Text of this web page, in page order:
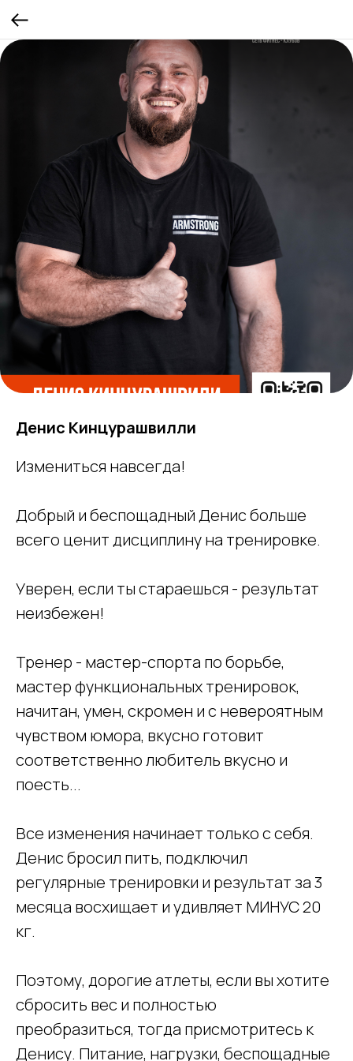
Денис Кинцурашвилли
Измениться навсегда!
Добрый и беспощадный Денис больше
всего ценит дисциплину на тренировке.
Уверен, если ты стараешься - результат
неизбежен!
Тренер - мастер-спорта по борьбе,
мастер функциональных тренировок,
начитан, умен, скромен и с невероятным
чувством юмора, вкусно готовит
соответственно любитель вкусно и
поесть...
Все изменения начинает только с себя.
Денис бросил пить, подключил
регулярные тренировки и результат за 3
месяца восхищает и удивляет МИНУС 20
кг.
Поэтому, дорогие атлеты, если вы хотите
сбросить вес и полностью
преобразиться, тогда присмотритесь к
Денису. Питание, нагрузки, беспощадные